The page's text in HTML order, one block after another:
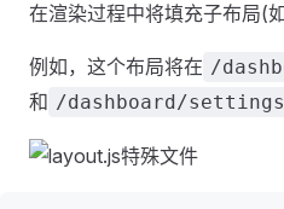
在渲染过程中将填充子布局(
例如，这个布局将在 /
和 /dashboard/settings